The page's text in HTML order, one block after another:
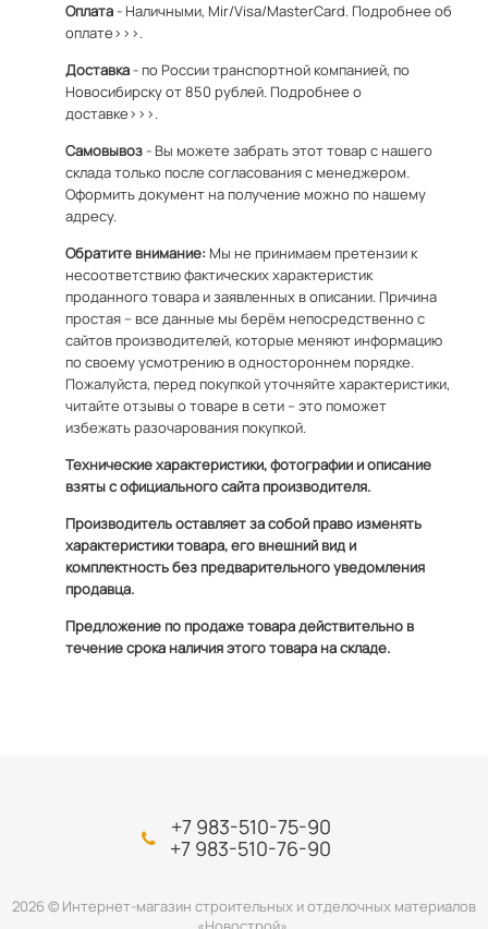
Оплата- Наличными, Mir/Visa/MasterCard. Подробнее об
оплате>>>.
Доставка- по России транспортной компанией, по
Новосибирску от 850 рублей. Подробнее о
доставке>>>.
Самовывоз- Вы можете забрать этот товар с нашего
склада только после согласования с менеджером.
Оформить документ на получение можно по нашему
адресу.
Обратите внимание: Мы не принимаем претензии к
несоответствию фактических характеристик
проданного товара и заявленных в описании. Причина
простая – все данные мы берём непосредственно с
сайтов производителей, которые меняют информацию
по своему усмотрению в одностороннем порядке.
Пожалуйста, перед покупкой уточняйте характеристики,
читайте отзывы о товаре в сети – это поможет
избежать разочарования покупкой.
Технические характеристики, фотографии и описание
взяты с официального сайта производителя.
Производитель оставляет за собой право изменять
характеристики товара, его внешний вид и
комплектность без предварительного уведомления
продавца.
Предложение по продаже товара действительно в
течение срока наличия этого товара на складе.
+7 983-510-75-90
+7 983-510-76-90
2026 © Интернет-магазин строительных и отделочных материалов